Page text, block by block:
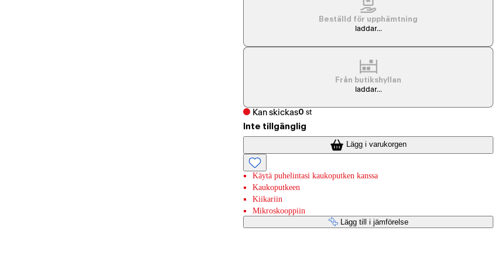
Beställd för upphämtning
laddar...
Från butikshyllan
laddar...
Kan skickas0 st
Inte tillgänglig
Lägg i varukorgen
Käytä puhelintasi kaukoputken kanssa
Kaukoputkeen
Kiikariin
Mikroskooppiin
Lägg till i jämförelse